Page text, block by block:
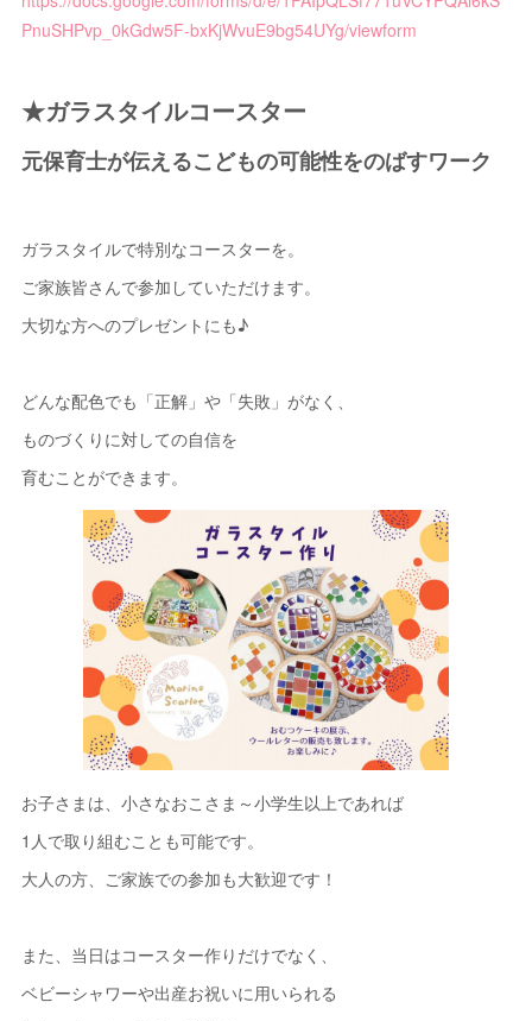
PnuSHPvp_0kGdw5F-bxKjWvuE9bg54UYg/viewform
★ガラスタイルコースター
元保育士が伝えるこどもの可能性をのばすワーク
ガラスタイルで特別なコースターを。
ご家族皆さんで参加していただけます。
大切な方へのプレゼントにも♪
どんな配色でも「正解」や「失敗」がなく、
ものづくりに対しての自信を
育むことができます。
お子さまは、小さなおこさま～小学生以上であれば
1人で取り組むことも可能です。
大人の方、ご家族での参加も大歓迎です！
また、当日はコースター作りだけでなく、
ベビーシャワーや出産お祝いに用いられる